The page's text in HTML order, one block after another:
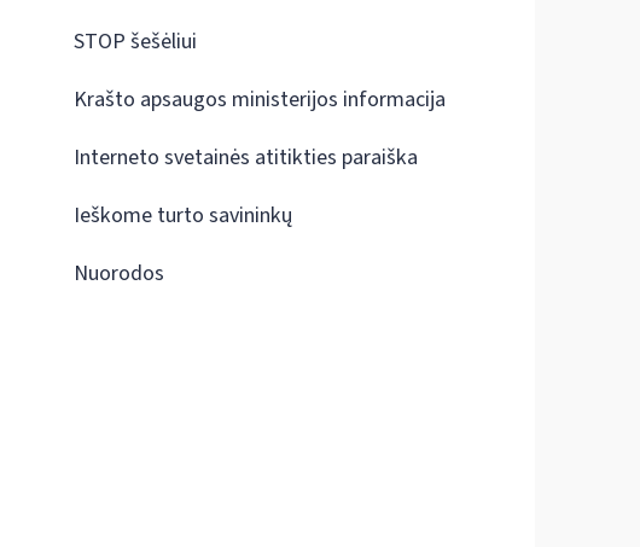
STOP šešėliui
Krašto apsaugos ministerijos informacija
Interneto svetainės atitikties paraiška
Ieškome turto savininkų
Nuorodos